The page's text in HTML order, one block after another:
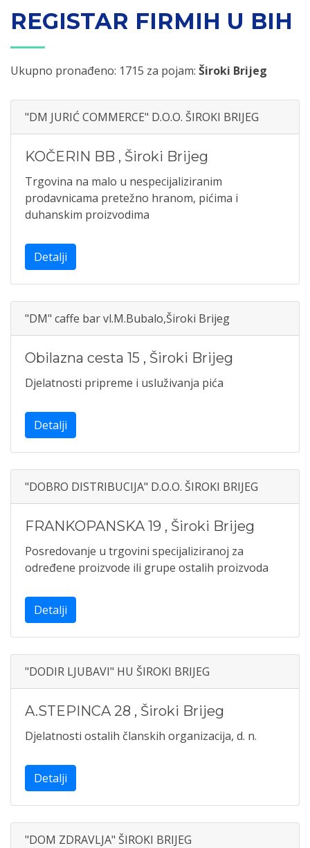
REGISTAR FIRMIH U BIH
Ukupno pronađeno: 1715 za pojam: Široki Brijeg
"DM JURIĆ COMMERCE" D.O.O. ŠIROKI BRIJEG
KOČERIN BB , Široki Brijeg
Trgovina na malo u nespecijaliziranim
prodavnicama pretežno hranom, pićima i
duhanskim proizvodima
Detalji
"DM" caffe bar vl.M.Bubalo,Široki Brijeg
Obilazna cesta 15 , Široki Brijeg
Djelatnosti pripreme i usluživanja pića
Detalji
"DOBRO DISTRIBUCIJA" D.O.O. ŠIROKI BRIJEG
FRANKOPANSKA 19 , Široki Brijeg
Posredovanje u trgovini specijaliziranoj za
određene proizvode ili grupe ostalih proizvoda
Detalji
"DODIR LJUBAVI" HU ŠIROKI BRIJEG
A.STEPINCA 28 , Široki Brijeg
Djelatnosti ostalih članskih organizacija, d. n.
Detalji
"DOM ZDRAVLJA" ŠIROKI BRIJEG